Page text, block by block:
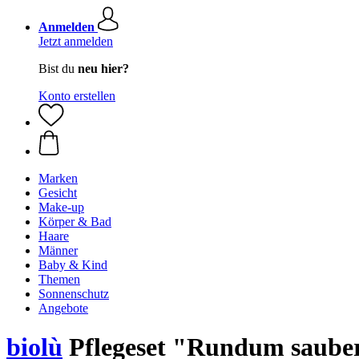
Anmelden
Jetzt anmelden
Bist du neu hier?
Konto erstellen
Marken
Gesicht
Make-up
Körper & Bad
Haare
Männer
Baby & Kind
Themen
Sonnenschutz
Angebote
biolù Pflegeset "Rundum